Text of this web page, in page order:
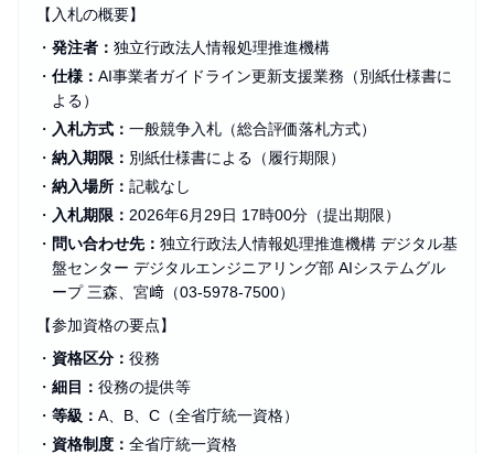
【入札の概要】
・ 発注者： 独立行政法人情報処理推進機構
・ 仕様： AI事業者ガイドライン更新支援業務（別紙仕様書に
よる）
・ 入札方式： 一般競争入札（総合評価落札方式）
・ 納入期限： 別紙仕様書による（履行期限）
・ 納入場所： 記載なし
・ 入札期限： 2026年6月29日 17時00分（提出期限）
・ 問い合わせ先： 独立行政法人情報処理推進機構 デジタル基
盤センター デジタルエンジニアリング部 AIシステムグル
ープ 三森、宮﨑（03-5978-7500）
【参加資格の要点】
・ 資格区分： 役務
・ 細目： 役務の提供等
・ 等級： A、B、C（全省庁統一資格）
・ 資格制度： 全省庁統一資格